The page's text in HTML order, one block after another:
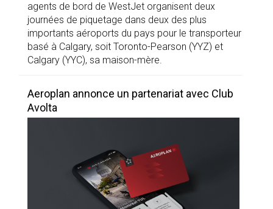
agents de bord de WestJet organisent deux
journées de piquetage dans deux des plus
importants aéroports du pays pour le transporteur
basé à Calgary, soit Toronto-Pearson (YYZ) et
Calgary (YYC), sa maison-mère.
Aeroplan annonce un partenariat avec Club
Avolta